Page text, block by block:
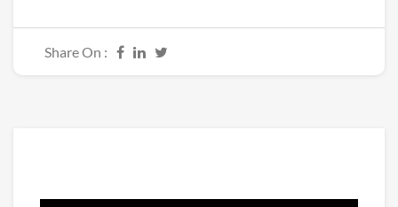
Share On :